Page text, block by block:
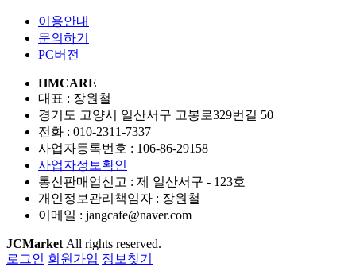
이용안내
문의하기
PC버전
HMCARE
대표 : 장원철
경기도 고양시 일산서구 고봉로329번길 50
전화 : 010-2311-7337
사업자등록번호 : 106-86-29158
사업자정보확인
통신판매업신고 : 제 일산서구 - 123호
개인정보관리책임자 : 장원철
이메일 : jangcafe@naver.com
JCMarket All rights reserved.
로그인 회원가입 정보찾기